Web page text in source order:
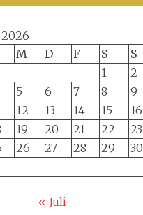
M D F S
S
1
2
5 6 7 8
9
12 13 14 15
16
19 20 21 22
23
26 27 28 29
30
« Juli